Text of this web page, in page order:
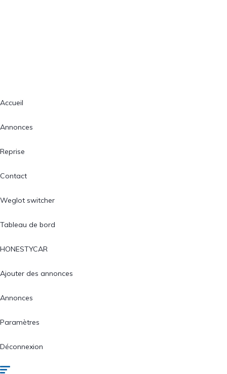
Accueil
Annonces
Reprise
Contact
Weglot switcher
Tableau de bord
HONESTYCAR
Ajouter des annonces
Annonces
Paramètres
Déconnexion